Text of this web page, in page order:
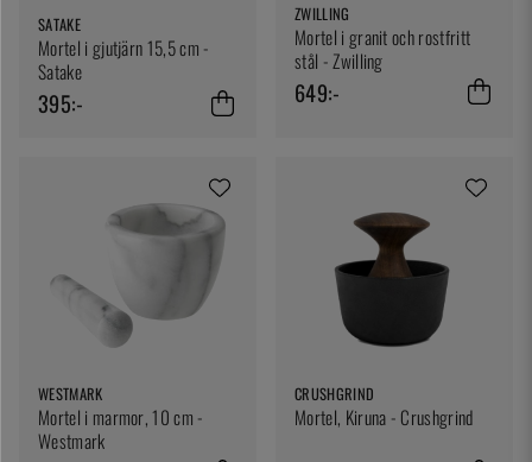
SATAKE
Mortel i gjutjärn 15,5 cm -
Satake
395:-
ZWILLING
Mortel i granit och rostfritt
stål - Zwilling
649:-
WESTMARK
Mortel i marmor, 10 cm -
Westmark
CRUSHGRIND
Mortel, Kiruna - Crushgrind